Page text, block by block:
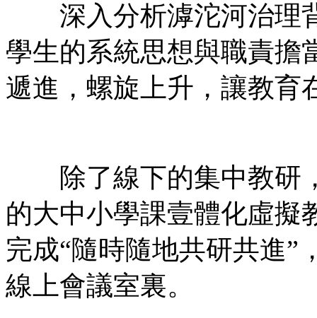
深入分析滹沱河治理
學生的系統思想與職責擔
遞進，螺旋上升，讓教育
除了線下的集中教研
的大中小學課壹體化虛擬
完成“隨時隨地共研共進”
線上會議室裏。